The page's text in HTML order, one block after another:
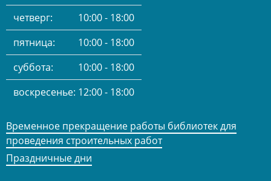
четверг:
10:00 - 18:00
пятница:
10:00 - 18:00
суббота:
10:00 - 18:00
воскресенье: 12:00 - 18:00
Временное прекращение работы библиотек для
проведения строительных работ
Праздничные дни